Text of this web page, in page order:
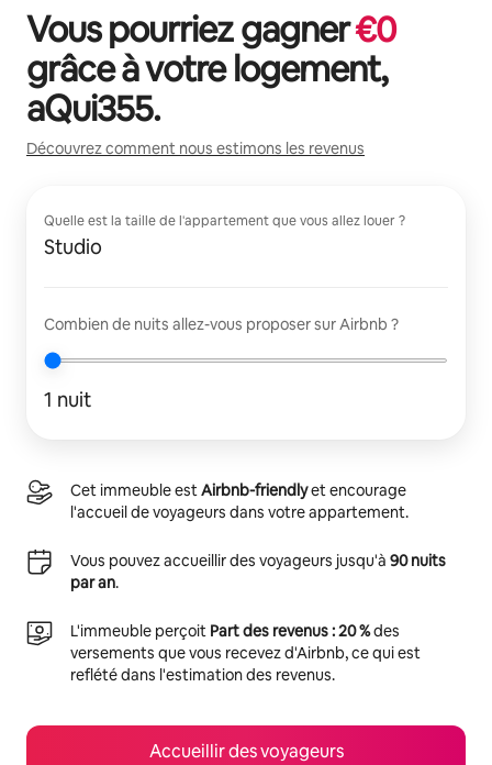
Vous pourriez gagner€0
grâce à votre logement,
aQui355.
Découvrez comment nous estimons les revenus
Quelle est la taille de l'appartement que vous allez louer ?
Studio
Combien de nuits allez-vous proposer sur Airbnb ?
1 nuit
Cet immeuble estAirbnb-friendlyet encourage
l'accueil de voyageurs dans votre appartement.
Vous pouvez accueillir des voyageurs jusqu'à 90 nuits
par an.
L'immeuble perçoit Part des revenus : 20 %des
versements que vous recevez d'Airbnb, ce qui est
reflété dans l'estimation des revenus.
Accueillir des voyageurs